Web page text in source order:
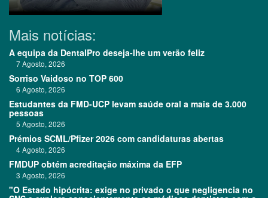
Mais notícias:
A equipa da DentalPro deseja-lhe um verão feliz
7 Agosto, 2026
Sorriso Vaidoso no TOP 600
6 Agosto, 2026
Estudantes da FMD-UCP levam saúde oral a mais de 3.000
pessoas
5 Agosto, 2026
Prémios SCML/Pfizer 2026 com candidaturas abertas
4 Agosto, 2026
FMDUP obtém acreditação máxima da EFP
3 Agosto, 2026
"O Estado hipócrita: exige no privado o que negligencia no